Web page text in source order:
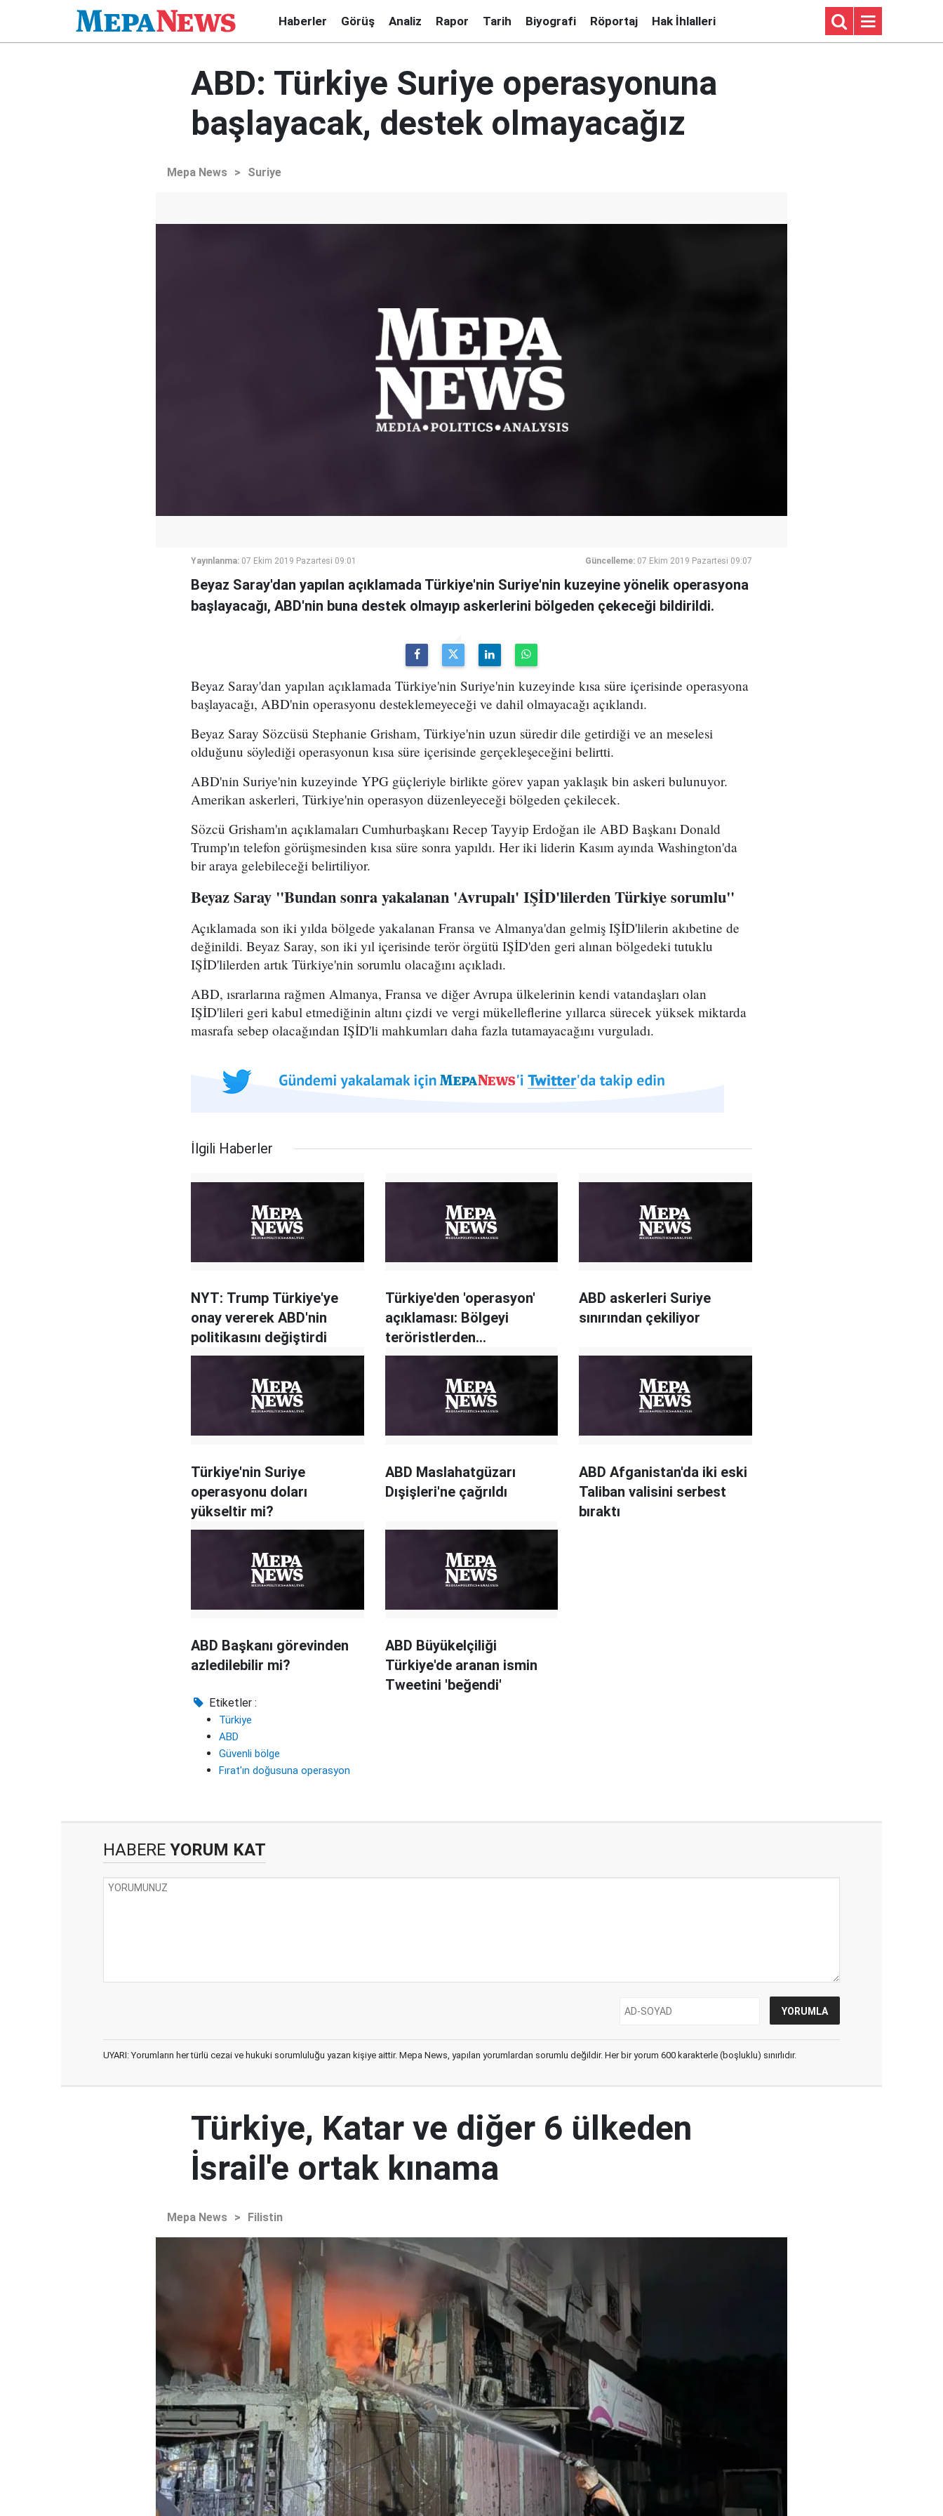
Haberler Görüş Analiz Rapor Tarih Biyografi Röportaj Hak İhlalleri
ABD: Türkiye Suriye operasyonuna
başlayacak, destek olmayacağız
Mepa News > Suriye
Yayınlanma: 07 Ekim 2019 Pazartesi 09:01 Güncelleme: 07 Ekim 2019 Pazartesi 09:07
Beyaz Saray'dan yapılan açıklamada Türkiye'nin Suriye'nin kuzeyine yönelik operasyona
başlayacağı, ABD'nin buna destek olmayıp askerlerini bölgeden çekeceği bildirildi.
Beyaz Saray'dan yapılan açıklamada Türkiye'nin Suriye'nin kuzeyinde kısa süre içerisinde operasyona
başlayacağı, ABD'nin operasyonu desteklemeyeceği ve dahil olmayacağı açıklandı.
Beyaz Saray Sözcüsü Stephanie Grisham, Türkiye'nin uzun süredir dile getirdiği ve an meselesi
olduğunu söylediği operasyonun kısa süre içerisinde gerçekleşeceğini belirtti.
ABD'nin Suriye'nin kuzeyinde YPG güçleriyle birlikte görev yapan yaklaşık bin askeri bulunuyor.
Amerikan askerleri, Türkiye'nin operasyon düzenleyeceği bölgeden çekilecek.
Sözcü Grisham'ın açıklamaları Cumhurbaşkanı Recep Tayyip Erdoğan ile ABD Başkanı Donald
Trump'ın telefon görüşmesinden kısa süre sonra yapıldı. Her iki liderin Kasım ayında Washington'da
bir araya gelebileceği belirtiliyor.
Beyaz Saray "Bundan sonra yakalanan 'Avrupalı' IŞİD'lilerden Türkiye sorumlu"
Açıklamada son iki yılda bölgede yakalanan Fransa ve Almanya'dan gelmiş IŞİD'lilerin akıbetine de
değinildi. Beyaz Saray, son iki yıl içerisinde terör örgütü IŞİD'den geri alınan bölgedeki tutuklu
IŞİD'lilerden artık Türkiye'nin sorumlu olacağını açıkladı.
ABD, ısrarlarına rağmen Almanya, Fransa ve diğer Avrupa ülkelerinin kendi vatandaşları olan
IŞİD'lileri geri kabul etmediğinin altını çizdi ve vergi mükelleflerine yıllarca sürecek yüksek miktarda
masrafa sebep olacağından IŞİD'li mahkumları daha fazla tutamayacağını vurguladı.
İlgili Haberler
NYT: Trump Türkiye'ye
onay vererek ABD'nin
politikasını değiştirdi
Türkiye'den 'operasyon'
açıklaması: Bölgeyi
teröristlerden
temizleyeceğiz
ABD askerleri Suriye
sınırından çekiliyor
Türkiye'nin Suriye
operasyonu doları
yükseltir mi?
ABD Maslahatgüzarı
Dışişleri'ne çağrıldı
ABD Afganistan'da iki eski
Taliban valisini serbest
bıraktı
ABD Başkanı görevinden
azledilebilir mi?
ABD Büyükelçiliği
Türkiye'de aranan ismin
Tweetini 'beğendi'
Etiketler :
Türkiye
ABD
Güvenli bölge
Fırat'ın doğusuna operasyon
HABERE YORUM KAT
UYARI: Yorumların her türlü cezai ve hukuki sorumluluğu yazan kişiye aittir. Mepa News, yapılan yorumlardan sorumlu değildir. Her bir yorum 600 karakterle (boşluklu) sınırlıdır.
Türkiye, Katar ve diğer 6 ülkeden
İsrail'e ortak kınama
Mepa News > Filistin